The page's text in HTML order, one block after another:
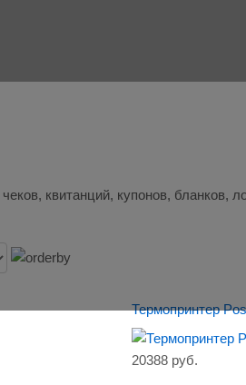
квитанций, купонов,
Термопринтер
20388 руб.